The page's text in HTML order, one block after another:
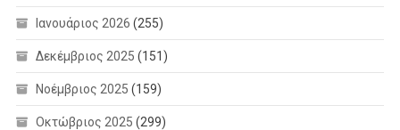
Ιανουάριος 2026 (255)
Δεκέμβριος 2025 (151)
Νοέμβριος 2025 (159)
Οκτώβριος 2025 (299)